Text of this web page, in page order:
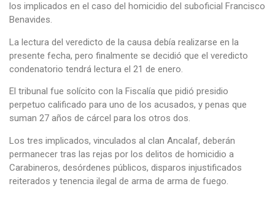
los implicados en el caso del homicidio del suboficial Francisco
Benavides.
La lectura del veredicto de la causa debía realizarse en la
presente fecha, pero finalmente se decidió que el veredicto
condenatorio tendrá lectura el 21 de enero.
El tribunal fue solícito con la Fiscalía que pidió presidio
perpetuo calificado para uno de los acusados, y penas que
suman 27 años de cárcel para los otros dos.
Los tres implicados, vinculados al clan Ancalaf, deberán
permanecer tras las rejas por los delitos de homicidio a
Carabineros, desórdenes públicos, disparos injustificados
reiterados y tenencia ilegal de arma de arma de fuego.